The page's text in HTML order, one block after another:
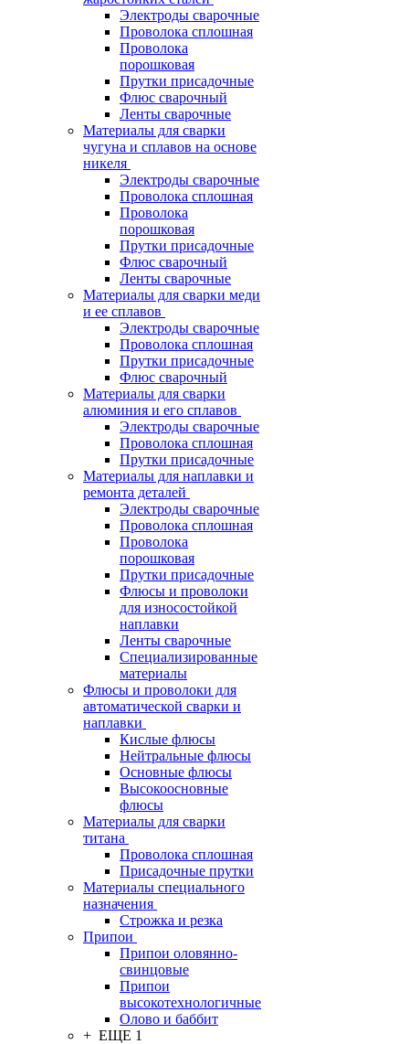
Электроды сварочные
Проволока сплошная
Проволока
порошковая
Прутки присадочные
Флюс сварочный
Ленты сварочные
Материалы для сварки
чугуна и сплавов на основе
никеля
Электроды сварочные
Проволока сплошная
Проволока
порошковая
Прутки присадочные
Флюс сварочный
Ленты сварочные
Материалы для сварки меди
и ее сплавов
Электроды сварочные
Проволока сплошная
Прутки присадочные
Флюс сварочный
Материалы для сварки
алюминия и его сплавов
Электроды сварочные
Проволока сплошная
Прутки присадочные
Материалы для наплавки и
ремонта деталей
Электроды сварочные
Проволока сплошная
Проволока
порошковая
Прутки присадочные
Флюсы и проволоки
для износостойкой
наплавки
Ленты сварочные
Специализированные
материалы
Флюсы и проволоки для
автоматической сварки и
наплавки
Кислые флюсы
Нейтральные флюсы
Основные флюсы
Высокоосновные
флюсы
Материалы для сварки
титана
Проволока сплошная
Присадочные прутки
Материалы специального
назначения
Строжка и резка
Припои
Припои оловянно-
свинцовые
Припои
высокотехнологичные
Олово и баббит
+ ЕЩЕ 1